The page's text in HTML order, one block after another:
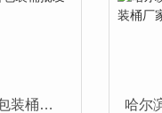
哈尔滨塑料包装桶批发